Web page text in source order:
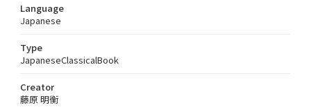
Language
Japanese
Type
JapaneseClassicalBook
Creator
藤原 明衡